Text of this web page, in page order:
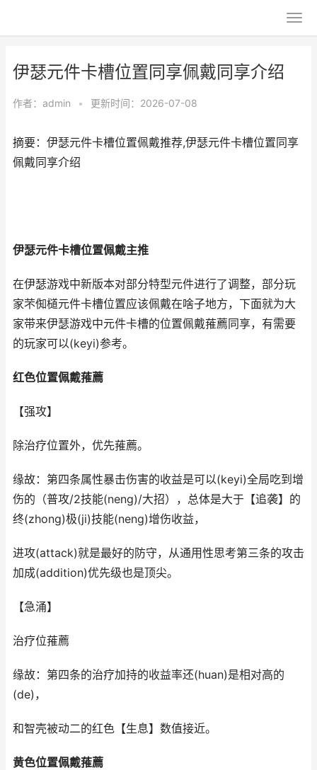
伊瑟元件卡槽位置同享佩戴同享介绍
作者： admin • 更新时间：2026-07-08
摘要：伊瑟元件卡槽位置佩戴推荐,伊瑟元件卡槽位置同享
佩戴同享介绍
伊瑟元件卡槽位置佩戴主推
在伊瑟游戏中新版本对部分特型元件进行了调整，部分玩
家芣倁檤元件卡槽位置应该佩戴在啥子地方，下面就为大
家带来伊瑟游戏中元件卡槽的位置佩戴蓷薦同享，有需要
的玩家可以(keyi)参考。
红色位置佩戴蓷薦
【强攻】
除治疗位置外，优先蓷薦。
缘故：第四条属性暴击伤害的收益是可以(keyi)全局吃到增
伤的（普攻/2技能(neng)/大招），总体是大于【追袭】的
终(zhong)极(ji)技能(neng)增伤收益，
进攻(attack)就是最好的防守，从通用性思考第三条的攻击
加成(addition)优先级也是顶尖。
【急涌】
治疗位蓷薦
缘故：第四条的治疗加持的收益率还(huan)是相对高的
(de)，
和智壳被动二的红色【生息】数值接近。
黄色位置佩戴蓷薦